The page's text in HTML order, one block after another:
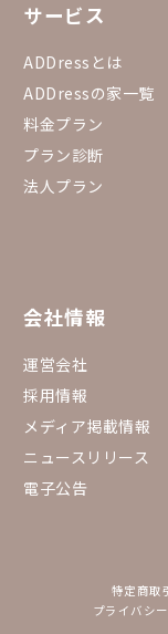
サービス
ADDressとは
ADDressの家一覧
料金プラン
プラン診断
法人プラン
会社情報
運営会社
採用情報
メディア掲載情報
ニュースリリース
電子公告
特定商取
プライバシ